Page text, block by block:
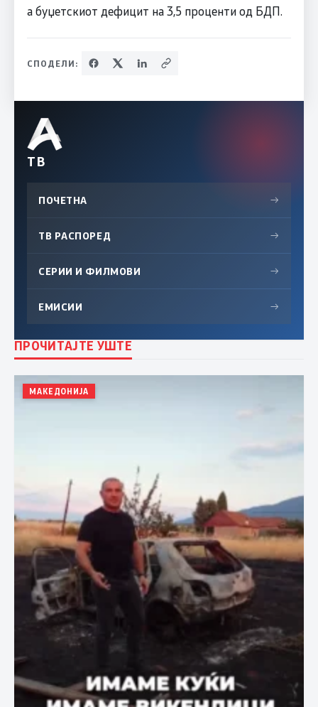
а буџетскиот дефицит на 3,5 проценти од БДП.
СПОДЕЛИ:
ТВ
ПОЧЕТНА →
ТВ РАСПОРЕД →
СЕРИИ И ФИЛМОВИ →
ЕМИСИИ →
ПРОЧИТАЈТЕ УШТЕ
МАКЕДОНИЈА